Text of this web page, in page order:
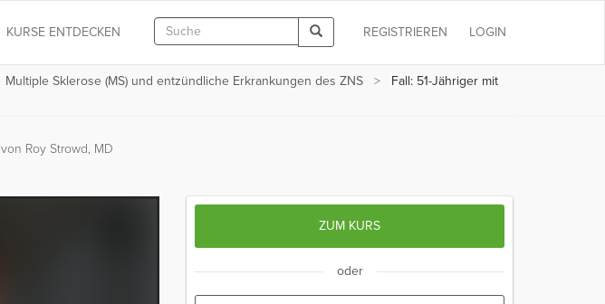
LOGIN
REGISTRIEREN
KURSE ENTDECKEN
Multiple Sklerose (MS) und entzündliche Erkrankungen des ZNS
Fall: 51-Jähriger mit
von Roy Strowd, MD
ZUM KURS
oder